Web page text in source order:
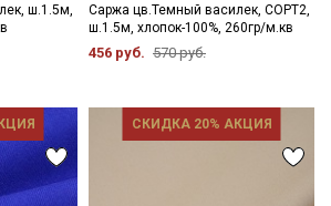
ш.1.5м,
Саржа цв.Темный василек, СОРТ2,
ш.1.5м, хлопок-100%, 260гр/м.кв
456 руб. 570 руб.
СКИДКА 20% АКЦИЯ
от Купава
здесь дополнительные
и скидки до 30% на узкие
категории тканей